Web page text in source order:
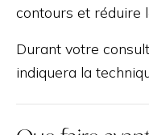
contours et réduire
Durant votre
indiquera la